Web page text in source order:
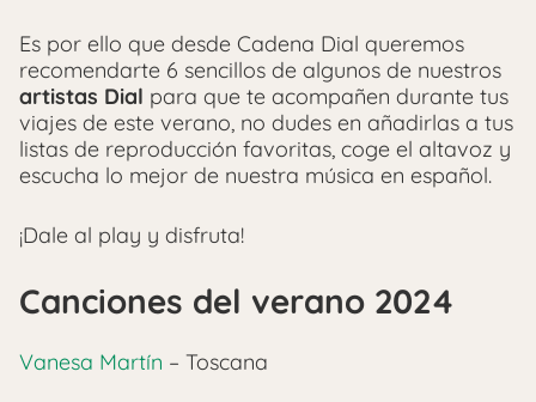
Es por ello que desde Cadena Dial queremos
recomendarte 6 sencillos de algunos de nuestros
artistas Dial para que te acompañen durante tus
viajes de este verano, no dudes en añadirlas a tus
listas de reproducción favoritas, coge el altavoz y
escucha lo mejor de nuestra música en español.
¡Dale al play y disfruta!
Canciones del verano 2024
Vanesa Martín – Toscana